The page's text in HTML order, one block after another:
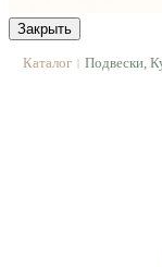
Закрыть
Каталог | Подвески,